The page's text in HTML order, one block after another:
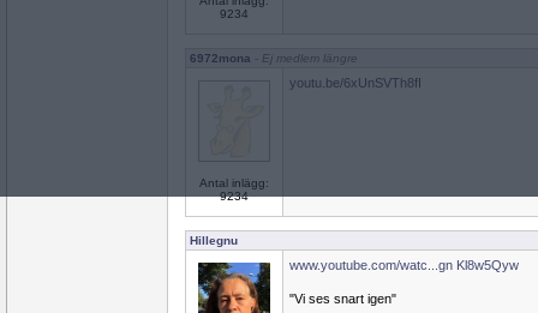
9234
6972mona - Ej medlem längre
Antal inlägg:
9234
youtu.be/6xUnSVTh8fI
Hillegnu
www.youtube.com/watc...gn Kl8w5Qyw
"Vi ses snart igen"